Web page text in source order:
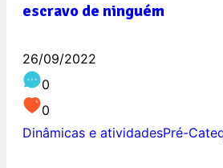
escravo de ninguém
26/09/2022
0
0
Dinâmicas e atividadesPré-